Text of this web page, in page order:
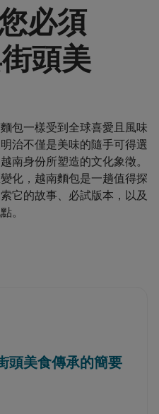
必須
頭美
包一樣受到全球喜愛且風味
治不僅是美味的隨手可得選
南身份所塑造的文化象徵。
化，越南麵包是一趟值得探
它的故事、必試版本，以及
。
頭美食傳承的簡要